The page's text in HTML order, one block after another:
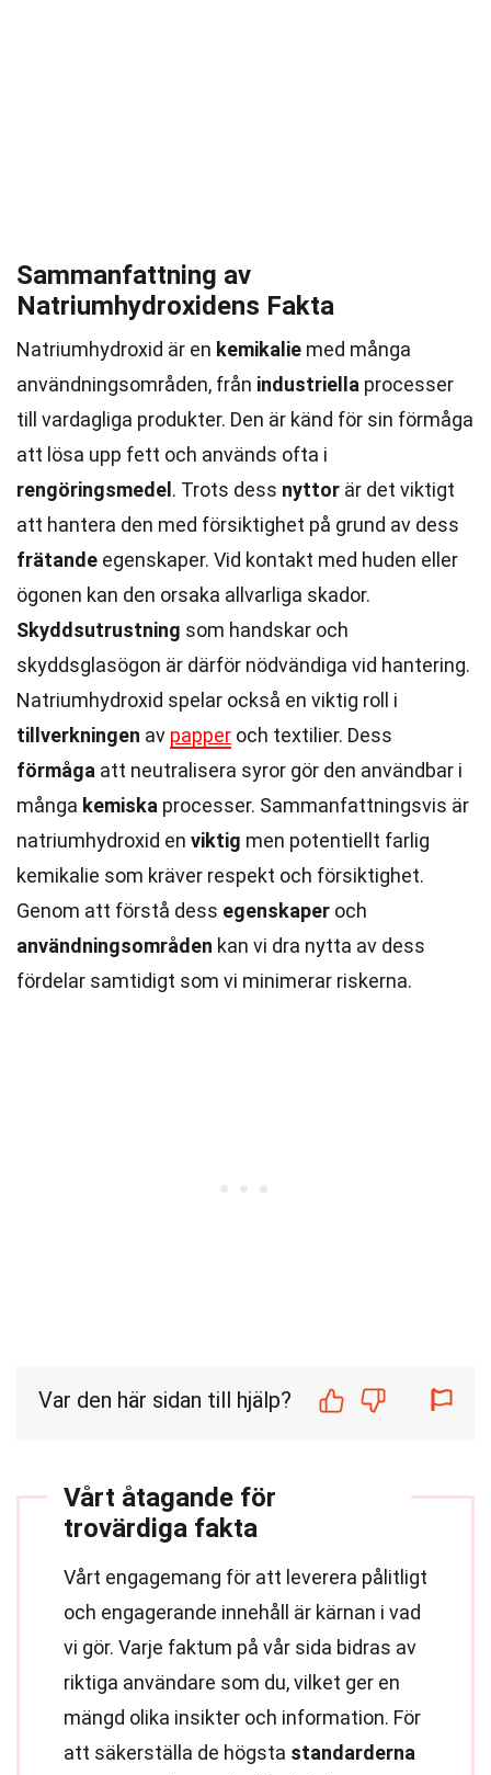
Sammanfattning av
Natriumhydroxidens Fakta
Natriumhydroxid är en kemikalie med många
användningsområden, från industriella processer
till vardagliga produkter. Den är känd för sin förmåga
att lösa upp fett och används ofta i
rengöringsmedel . Trots dess nyttor är det viktigt
att hantera den med försiktighet på grund av dess
frätande egenskaper. Vid kontakt med huden eller
ögonen kan den orsaka allvarliga skador.
Skyddsutrustning som handskar och
skyddsglasögon är därför nödvändiga vid hantering.
Natriumhydroxid spelar också en viktig roll i
tillverkningen av papper och textilier. Dess
förmåga att neutralisera syror gör den användbar i
många kemiska processer. Sammanfattningsvis är
natriumhydroxid en viktig men potentiellt farlig
kemikalie som kräver respekt och försiktighet.
Genom att förstå dess egenskaper och
användningsområden kan vi dra nytta av dess
fördelar samtidigt som vi minimerar riskerna.
Var den här sidan till hjälp?
Vårt åtagande för
trovärdiga fakta
Vårt engagemang för att leverera pålitligt
och engagerande innehåll är kärnan i vad
vi gör. Varje faktum på vår sida bidras av
riktiga användare som du, vilket ger en
mängd olika insikter och information. För
att säkerställa de högsta standarderna